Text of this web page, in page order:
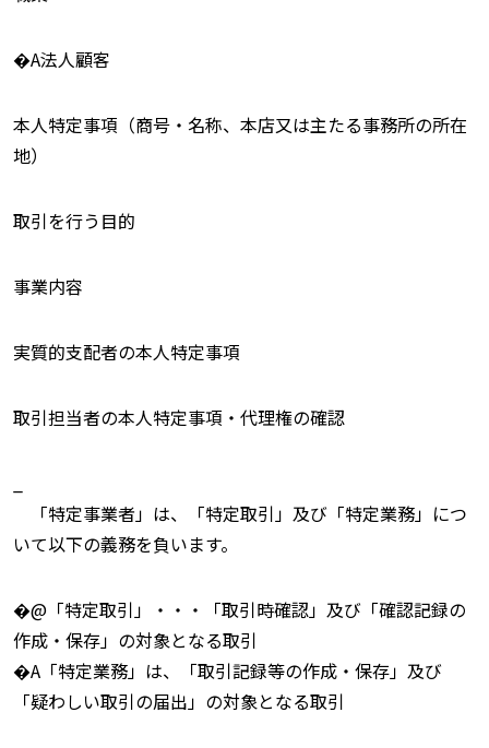
�A法人顧客
本人特定事項（商号・名称、本店又は主たる事務所の所在
地）
取引を行う目的
事業内容
実質的支配者の本人特定事項
取引担当者の本人特定事項・代理権の確認
「特定事業者」は、「特定取引」及び「特定業務」につ
いて以下の義務を負います。
�@「特定取引」・・・「取引時確認」及び「確認記録の
作成・保存」の対象となる取引
�A「特定業務」は、「取引記録等の作成・保存」及び
「疑わしい取引の届出」の対象となる取引